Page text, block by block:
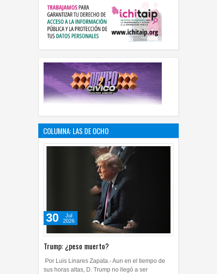
COLUMNA: LAS DE OCHO
Trump: ¿peso muerto?
30
Jul
2026
Por Luis Linares Zapata.- Aun en el tiempo de
sus horas altas, D. Trump no llegó a ser